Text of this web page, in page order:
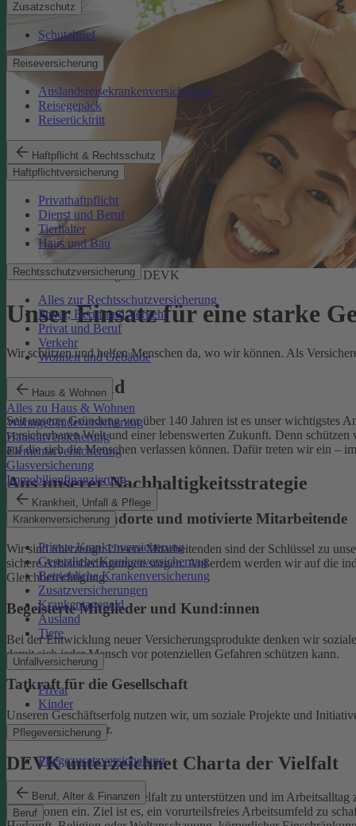
Zusatzschutz
Schutzbrief
Reiseversicherung
Auslandsreisekrankenversicherung
Reisegepäck
Reiserücktritt
Haftpflicht & Rechtsschutz
Haftpflichtversicherung
Privathaftpflicht
Dienst und Beruf
Tierhalter
Haus und Bau
Rechtsschutzversicherung
Alles zur Rechtsschutzversicherung
Privat, Beruf und Verkehr
Privat und Beruf
Verkehr
Wohnen und Gebäude
Haus & Wohnen
Alles zu Haus & Wohnen
Wohngebäudeversicherung
Hausratversicherung
Elementarversicherung
Glasversicherung
Immobilienfinanzierung
Krankheit, Unfall & Pflege
Krankenversicherung
Private Krankenversicherung
Gesetzliche Krankenversicherung
Betriebliche Krankenversicherung
Zusatzversicherungen
Krankentagegeld
Ausland
Tiere
Unfallversicherung
Privat
Kinder
Pflegeversicherung
Pflegezusatzversicherung
Beruf, Alter & Finanzen
Beruf
Soziale Verantwortung der DEVK
Unser Einsatz für eine starke
Wir schützen und helfen Menschen da, wo wir können. Als
Unser Leitbild
Seit unserer Gründung vor über 140 Jahren ist es unser wichtigstes
versicherbaren Welt und einer lebenswerten Zukunft. Denn
auf die sich die Menschen verlassen können. Dafür treten wir ein –
Aus unserer Nachhaltigkeitsstrategie
Nachhaltige Standorte und motivierte Mitarbeitende
Wir sind überzeugt: Unsere Mitarbeitenden sind der Schlüssel zu
sichere Arbeitsbedingungen sorgen.Außerdem werden wir auf die
Gleichberechtigung.
Begeisterte Mitglieder und Kund:innen
Bei der Entwicklung neuer Versicherungsprodukte denken wir
damit sich jeder Mensch vor potenziellen Gefahren schützen kann.
Tatkraft für die Gesellschaft
Unseren Geschäftserfolg nutzen wir, um soziale Projekte und
Familien und Kinder.
DEVK unterzeichnet Charta der Vielfalt
Als Selbstverpflichtung, Vielfalt zu unterstützen und im
Institutionen ein. Ziel ist es, ein vorurteilsfreies Arbeitsumfeld zu